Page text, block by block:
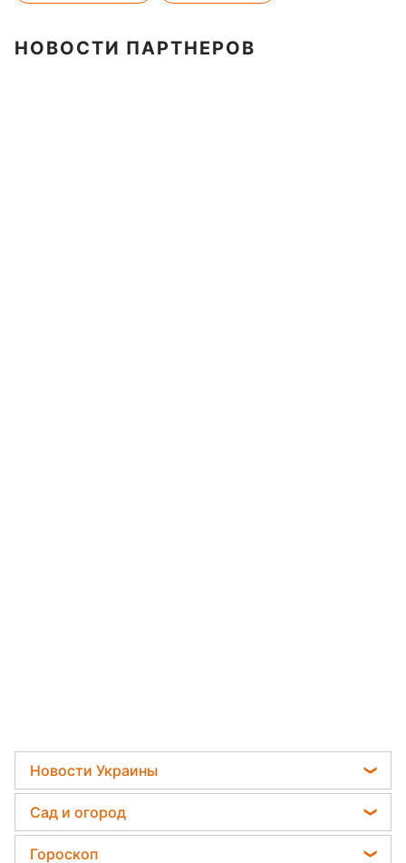
НОВОСТИ ПАРТНЕРОВ
Новости Украины
Телеграм новости Украины
Пенсии в Украине
Сад и огород
Садовод назвал самое эффективное средство
Гороскоп